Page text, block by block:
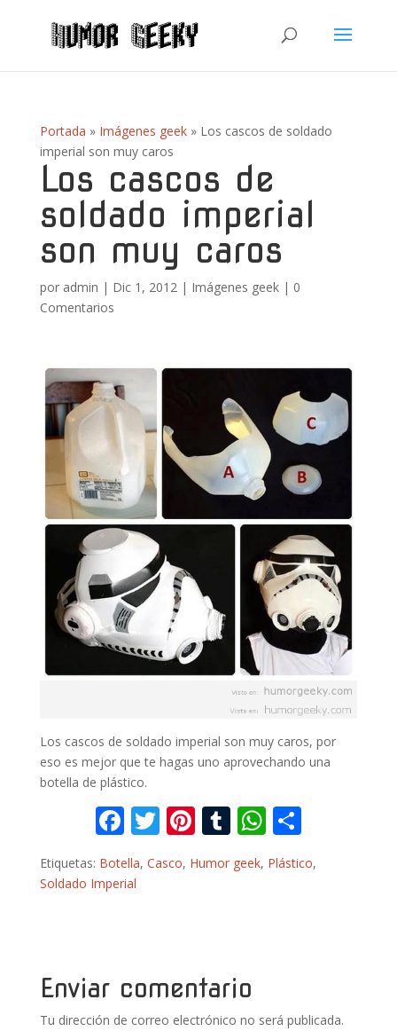
Portada » Imágenes geek» Los cascos de soldado
imperial son muy caros
Los cascos de
soldado imperial
son muy caros
por admin | Dic 1, 2012| Imágenes geek| 0
Comentarios
Los cascos de soldado imperial son muy caros, por
eso es mejor que te hagas uno aprovechando una
botella de plástico.
F
ac
e
k
T
itt
Pi
nt
er
T
m
W
h
at m
Etiquetas: Botella, Casco, Humor geek, Plástico,
Soldado Imperial
Enviar comentario
Tu dirección de correo electrónico no será publicada.